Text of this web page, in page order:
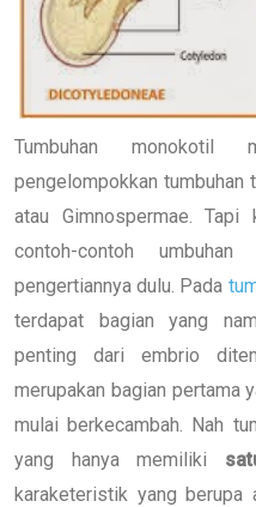
Tumbuhan monokotil
pengelompokkan
atau Gimnospermae.
contoh-contoh
pengertiannya dulu. Pada
terdapat bagian yang
penting dari embrio
merupakan bagian pertama
mulai berkecambah. Nah
yang hanya memiliki
karaketeristik yang berupa